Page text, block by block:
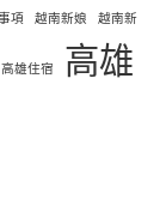
項 越南新娘 越南新
高雄住宿
高雄